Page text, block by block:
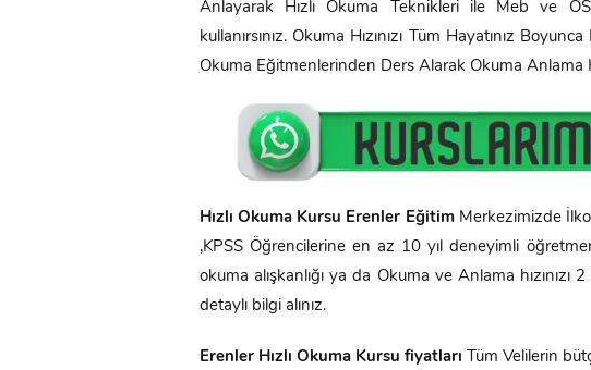
Anlayarak Hızlı Okuma Teknikleri ile Meb ve
kullanırsınız. Okuma Hızınızı Tüm Hayatınız
Okuma Eğitmenlerinden Ders Alarak Okuma Anlama
Hızlı Okuma Kursu Erenler EğitimMerkezimizde
,KPSS Öğrencilerine en az 10 yıl deneyimli
okuma alışkanlığı ya da Okuma ve Anlama hızınızı
detaylı bilgi alınız.
Erenler Hızlı Okuma Kursu fiyatları Tüm Velilerin